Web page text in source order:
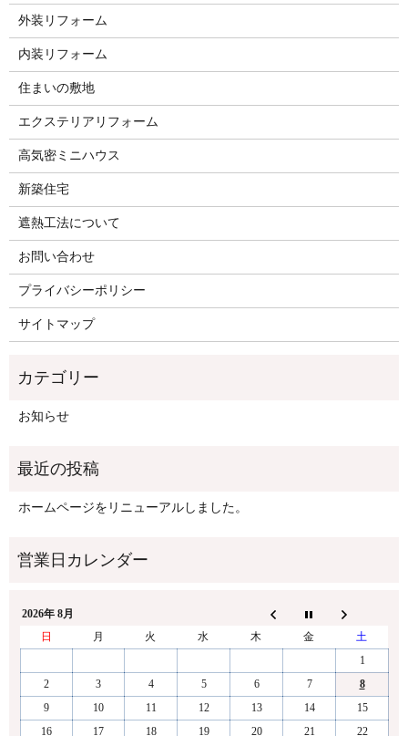
外装リフォーム
内装リフォーム
住まいの敷地
エクステリアリフォーム
高気密ミニハウス
新築住宅
遮熱工法について
お問い合わせ
プライバシーポリシー
サイトマップ
お知らせ
ホームページをリニューアルしました。
2026年 8月
日
月 火 水 木 金
土
1
2
3 4 5 6 7
8
9
10 11 12 13 14
15
16
17 18 19 20 21
22